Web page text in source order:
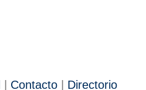
Contacto Directorio